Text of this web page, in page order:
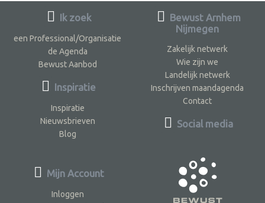
Ik zoek
een Professional/Organisatie
de Agenda
Bewust Aanbod
Inspiratie
Inspiratie
Nieuwsbrieven
Blog
Bewust Arnhem
Nijmegen
Zakelijk netwerk
Wie zijn we
Landelijk netwerk
Inschrijven maandagenda
Contact
Social media
Mijn Account
Inloggen